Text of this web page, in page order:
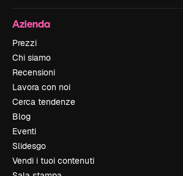
Azienda
Prezzi
Chi siamo
Recensioni
Lavora con noi
Cerca tendenze
Blog
Eventi
Slidesgo
Vendi i tuoi contenuti